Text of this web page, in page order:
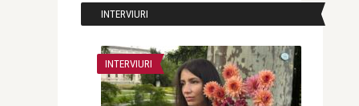
INTERVIURI
INTERVIURI